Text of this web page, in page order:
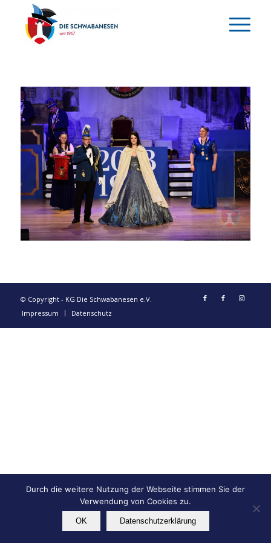
© Copyright - KG Die Schwabanesen e.V.
Impressum
Datenschutz
Durch die weitere Nutzung der Webseite stimmen Sie der
Verwendung von Cookies zu.
OK Datenschutzerklärung